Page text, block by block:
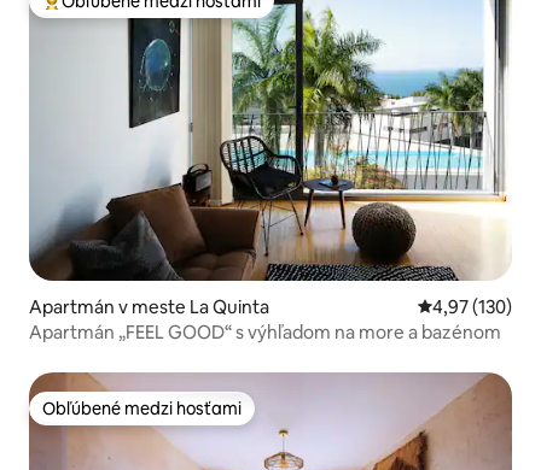
Najobľúbenejšie medzi hosťami
Apartmán v meste La Quinta Priemerné
4,97 (130)
Apartmán „FEEL GOOD“ s výhľadom na more a bazénom
Obľúbené medzi hosťami
Obľúbené medzi hosťami